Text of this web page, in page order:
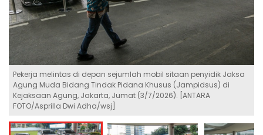
Pekerja melintas di depan sejumlah mobil sitaan penyidik Jaksa
Agung Muda Bidang Tindak Pidana Khusus (Jampidsus) di
Kejaksaan Agung, Jakarta, Jumat (3/7/2026). [ANTARA
FOTO/Asprilla Dwi Adha/wsj]